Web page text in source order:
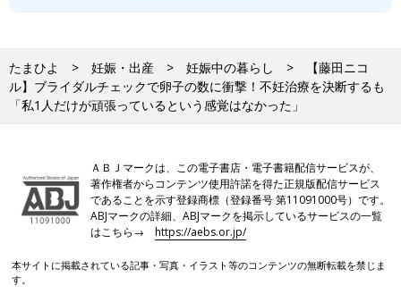
たまひよ 妊娠・出産 妊娠中の暮らし
【藤田ニコ
ル】ブライダルチェックで卵子の数に衝撃！不妊治療を決断するも
「私1人だけが頑張っているという感覚はなかった」
ＡＢＪマークは、この電子書店・電子書籍配信サービスが、
著作権者からコンテンツ使用許諾を得た正規版配信サービス
であることを示す登録商標（登録番号 第11091000号）です。
ABJマークの詳細、ABJマークを掲示しているサービスの一覧
はこちら→https://aebs.or.jp/
本サイトに掲載されている記事・写真・イラスト等のコンテンツの無断転載を禁じま
す。